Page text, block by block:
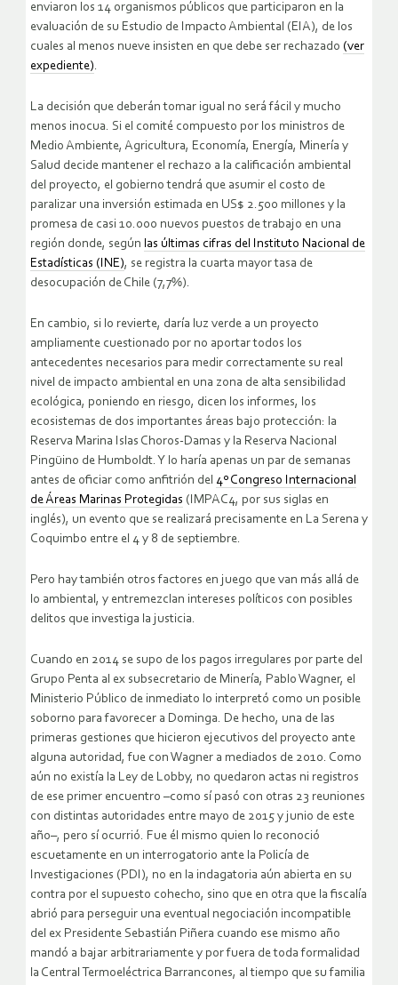
enviaron los 14 organismos públicos que participaron en la
evaluación de su Estudio de Impacto Ambiental (EIA), de los
cuales al menos nueve insisten en que debe ser rechazado (ver
expediente).
La decisión que deberán tomar igual no será fácil y mucho
menos inocua. Si el comité compuesto por los ministros de
Medio Ambiente, Agricultura, Economía, Energía, Minería y
Salud decide mantener el rechazo a la calificación ambiental
del proyecto, el gobierno tendrá que asumir el costo de
paralizar una inversión estimada en US$ 2.500 millones y la
promesa de casi 10.000 nuevos puestos de trabajo en una
región donde, según las últimas cifras del Instituto Nacional de
Estadísticas (INE), se registra la cuarta mayor tasa de
desocupación de Chile (7,7%).
En cambio, si lo revierte, daría luz verde a un proyecto
ampliamente cuestionado por no aportar todos los
antecedentes necesarios para medir correctamente su real
nivel de impacto ambiental en una zona de alta sensibilidad
ecológica, poniendo en riesgo, dicen los informes, los
ecosistemas de dos importantes áreas bajo protección: la
Reserva Marina Islas Choros-Damas y la Reserva Nacional
Pingüino de Humboldt. Y lo haría apenas un par de semanas
antes de oficiar como anfitrión del 4º Congreso Internacional
de Áreas Marinas Protegidas (IMPAC4, por sus siglas en
inglés), un evento que se realizará precisamente en La Serena y
Coquimbo entre el 4 y 8 de septiembre.
Pero hay también otros factores en juego que van más allá de
lo ambiental, y entremezclan intereses políticos con posibles
delitos que investiga la justicia.
Cuando en 2014 se supo de los pagos irregulares por parte del
Grupo Penta al ex subsecretario de Minería, Pablo Wagner, el
Ministerio Público de inmediato lo interpretó como un posible
soborno para favorecer a Dominga. De hecho, una de las
primeras gestiones que hicieron ejecutivos del proyecto ante
alguna autoridad, fue con Wagner a mediados de 2010. Como
aún no existía la Ley de Lobby, no quedaron actas ni registros
de ese primer encuentro –como sí pasó con otras 23 reuniones
con distintas autoridades entre mayo de 2015 y junio de este
año–, pero sí ocurrió. Fue él mismo quien lo reconoció
escuetamente en un interrogatorio ante la Policía de
Investigaciones (PDI), no en la indagatoria aún abierta en su
contra por el supuesto cohecho, sino que en otra que la fiscalía
abrió para perseguir una eventual negociación incompatible
del ex Presidente Sebastián Piñera cuando ese mismo año
mandó a bajar arbitrariamente y por fuera de toda formalidad
la Central Termoeléctrica Barrancones, al tiempo que su familia